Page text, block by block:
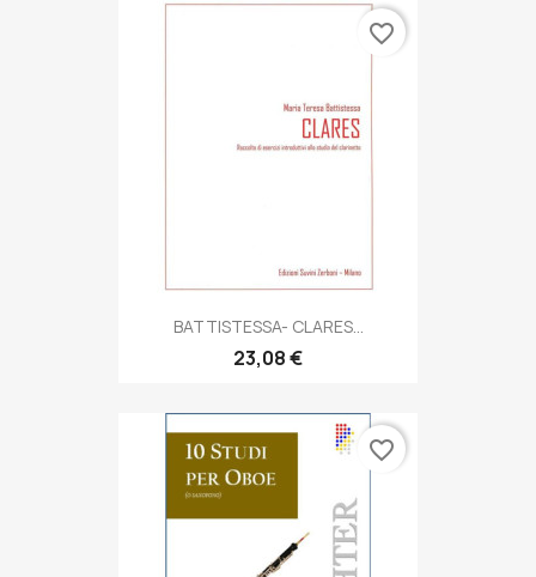
BATTISTESSA- CLARES...
23,08 €
favorite_border
favorite_border